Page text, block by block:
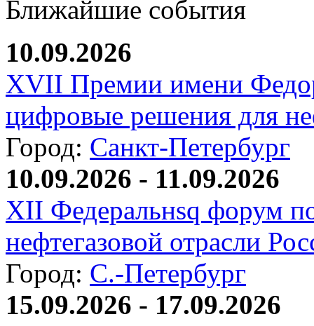
Ближайшие события
10.09.2026
XVII Премии имени
цифровые решения для
Город: Санкт-Петербург
10.09.2026 - 11.09.2026
XII Федеральнsq форум
нефтегазовой отрасли
Город: С.-Петербург
15.09.2026 - 17.09.2026